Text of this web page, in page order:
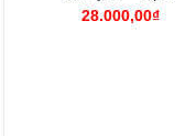
28.000,00₫